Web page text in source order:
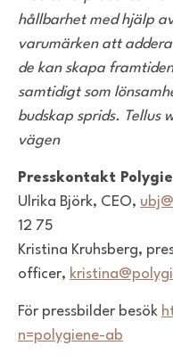
hållbarhet med hjälp
varumärken att
de kan skapa
samtidigt som
budskap sprids. Tellus
vägen
Presskontakt
Ulrika Björk, CEO,
12 75
Kristina Kruhsberg,
officer,
För pressbilder besök
n=polygiene-ab